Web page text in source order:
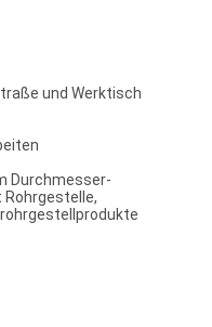
und Werktisch
Durchmesser-